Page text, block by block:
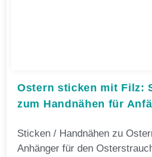
Ostern sticken mit Filz:
zum Handnähen für
Sticken / Handnähen zu
Anhänger für den